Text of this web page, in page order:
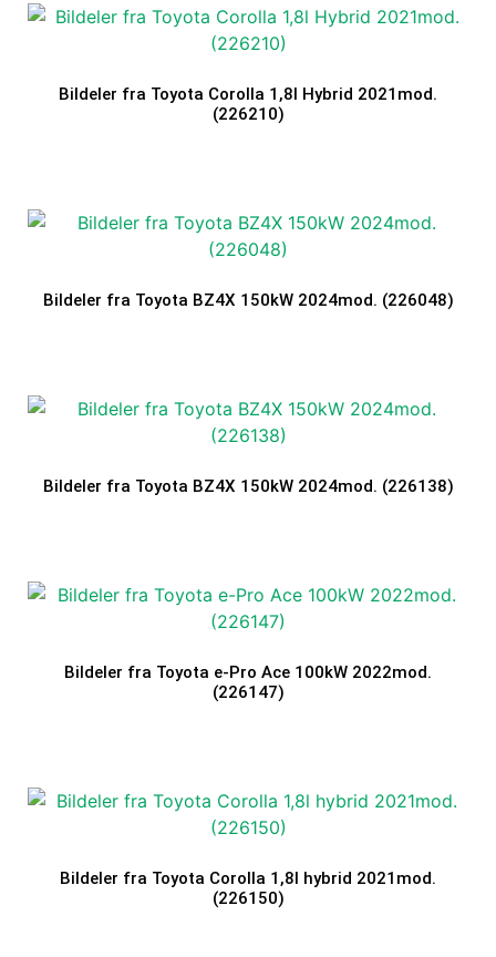
Bildeler fra Toyota Corolla 1,8l Hybrid 2021mod.
(226210)
Bildeler fra Toyota BZ4X 150kW 2024mod. (226048)
Bildeler fra Toyota BZ4X 150kW 2024mod. (226138)
Bildeler fra Toyota e-Pro Ace 100kW 2022mod.
(226147)
Bildeler fra Toyota Corolla 1,8l hybrid 2021mod.
(226150)